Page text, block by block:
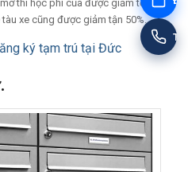
thì học phí của được giảm tới
xe cũng được giảm tận 50%.
ký tạm trú tại Đức
Tư